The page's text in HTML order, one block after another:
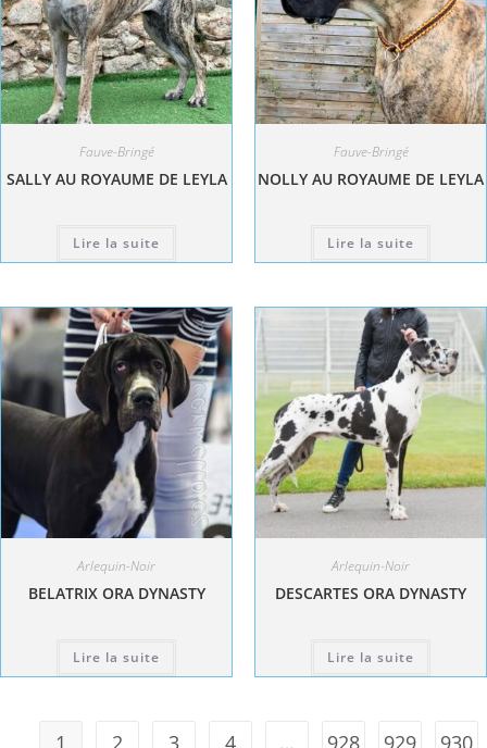
Fauve-Bringé
SALLY AU ROYAUME DE LEYLA
Lire la suite
Fauve-Bringé
NOLLY AU ROYAUME DE LEYLA
Lire la suite
Arlequin-Noir
BELATRIX ORA DYNASTY
Lire la suite
Arlequin-Noir
DESCARTES ORA DYNASTY
Lire la suite